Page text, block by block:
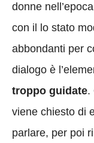
donne
con il lo stato
abbondanti per
dialogo è
troppo guidate.
viene chiesto di
parlare, per poi